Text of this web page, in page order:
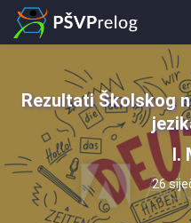
Rezultati Školskog
I.
26